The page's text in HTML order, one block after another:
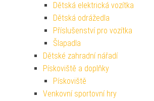
Dětská elektrická vozítka
Dětská odrážedla
Příslušenství pro vozítka
Šlapadla
Dětské zahradní nářadí
Pískoviště a doplňky
Pískoviště
Venkovní sportovní hry